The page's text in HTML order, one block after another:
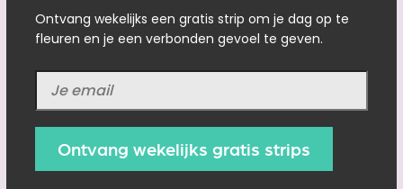
Ontvang wekelijks een gratis strip om je dag op te
fleuren en je een verbonden gevoel te geven.